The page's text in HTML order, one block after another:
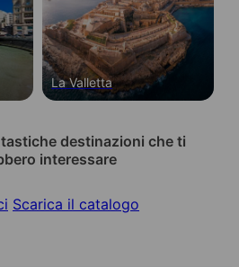
La Valletta
destinazioni che ti
interessare
Scarica il catalogo